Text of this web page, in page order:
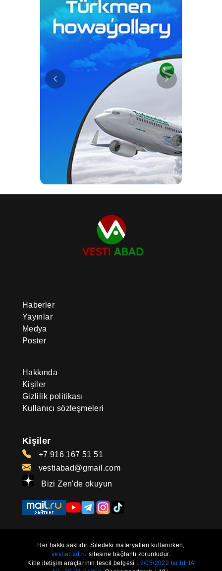
Haberler
Yayınlar
Medya
Poster
Hakkında
Kişiler
Gizlilik politikası
Kullanıcı sözleşmeleri
Kişiler
+7 916 167 51 51
vestiabad@gmail.com
Bizi Zen'de okuyun
Her hakkı saklıdır. Sitedeki materyalleri kullanırken,
vestiabad.ru sitesine bağlantı zorunludur.
Kitle iletişim araçlarının tescil belgesi 12/05/2022 tarihli IA